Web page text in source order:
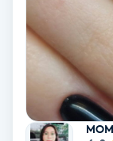
Manikyr & Pedikyr
Massage
Medial